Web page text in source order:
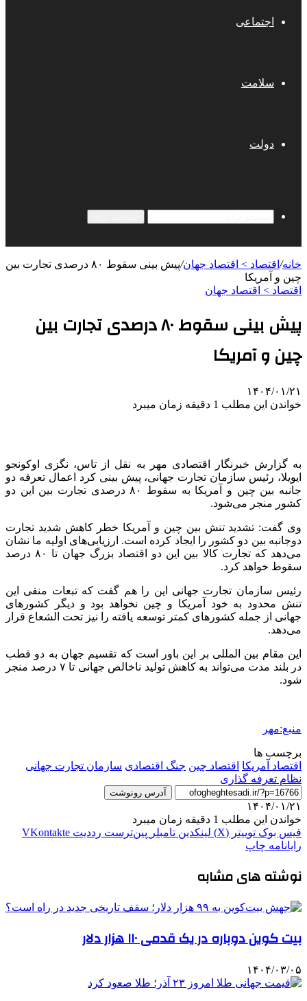
اجتماعی
سلامت
دولت
خانه/ اقتصاد > اقتصاد جهان/
پیش بینی سقوط ۸۰ درصدی تجارت بین
چین و آمریکا
اقتصاد > اقتصاد جهان
پیش بینی سقوط ۸۰ درصدی تجارت بین
چین و آمریکا
۱۴۰۴/۰۱/۲۱
خواندن این مطلب 1 دقیقه زمان میبرد
به گزارش خبرنگار اقتصادی مهر به نقل از تاس، نگزی
اوکونجو
ایویلا، رئیس سازمان تجارت جهانی، پیش بینی کرد اعمال تعرفه دو
جانبه بین چین و آمریکا به سقوط ۸۰ درصدی تجارت بین این دو
کشور منجر می‌شود.
وی گفت: تشدید تنش بین چین و آمریکا خطر کاهش شدید تجارت
دوجانبه بین دو کشور را ایجاد کرده است. ارزیابی‌های اولیه ما نشان
می‌دهد که تجارت کالا بین این دو اقتصاد بزرگ جهان تا ۸۰ درصد
سقوط خواهد کرد.
رئیس سازمان تجارت جهانی این را هم گفت که تبعات منفی این
تنش محدود به خود آمریکا و چین نخواهد بود و دیگر کشورهای
جهانی از جمله کشورهای کمتر توسعه یافته را نیز تحت الشعاع قرار
می‌دهد.
این مقام بین المللی بر این باور است که تقسیم جهان به دو قطب
در بلند مدت می‌تواند به کاهش تولید ناخالص جهانی تا ۷ درصد منجر
شود.
منبع:مهر
برچسب ها
اقتصاد آمریکا اقتصاد چین جنگ اقتصادی سازمان تجارت جهانی
نظام تعرفه گذاری
آدرس رونوشت
۱۴۰۴/۰۱/۲۱
خواندن این مطلب 1 دقیقه زمان میبرد
فیس بوک توییتر (X) لینکدین ‫تامبلر ‫پین‌ترست ‫رددیت ‫VKontakte
رایانامه چاپ
نوشته های مشابه
بیت کوین دوباره در یک قدمی ۱۱۰ هزار دلار
۱۴۰۴/۰۳/۰۵